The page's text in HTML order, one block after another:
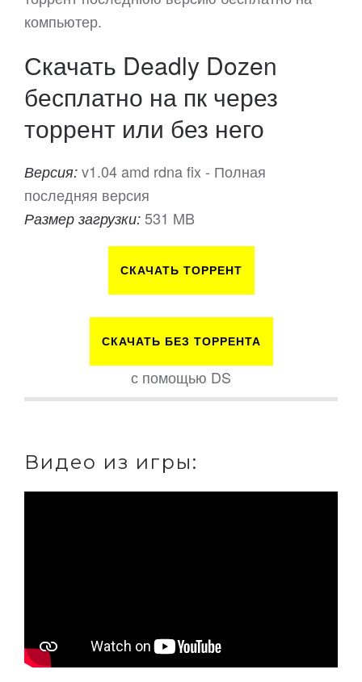
компьютер.
Скачать Deadly Dozen
бесплатно на пк через
торрент или без него
Версия: v1.04 amd rdna fix - Полная
последняя версия
Размер загрузки: 531 MB
СКАЧАТЬ ТОРРЕНТ
СКАЧАТЬ БЕЗ ТОРРЕНТА
с помощью DS
Видео из игры: